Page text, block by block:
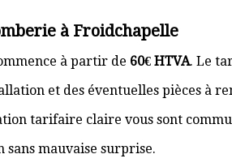
à Froidchapelle
à partir de 60€ HTVA. Le
et des éventuelles pièces à
tarifaire claire vous sont
mauvaise surprise.